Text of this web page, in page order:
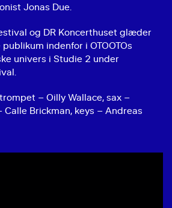
Jonas Due.
og DR Koncerthuset glæder
indenfor i OTOOTOs
univers i Studie 2 under
– Oilly Wallace, sax –
Brickman, keys – Andreas